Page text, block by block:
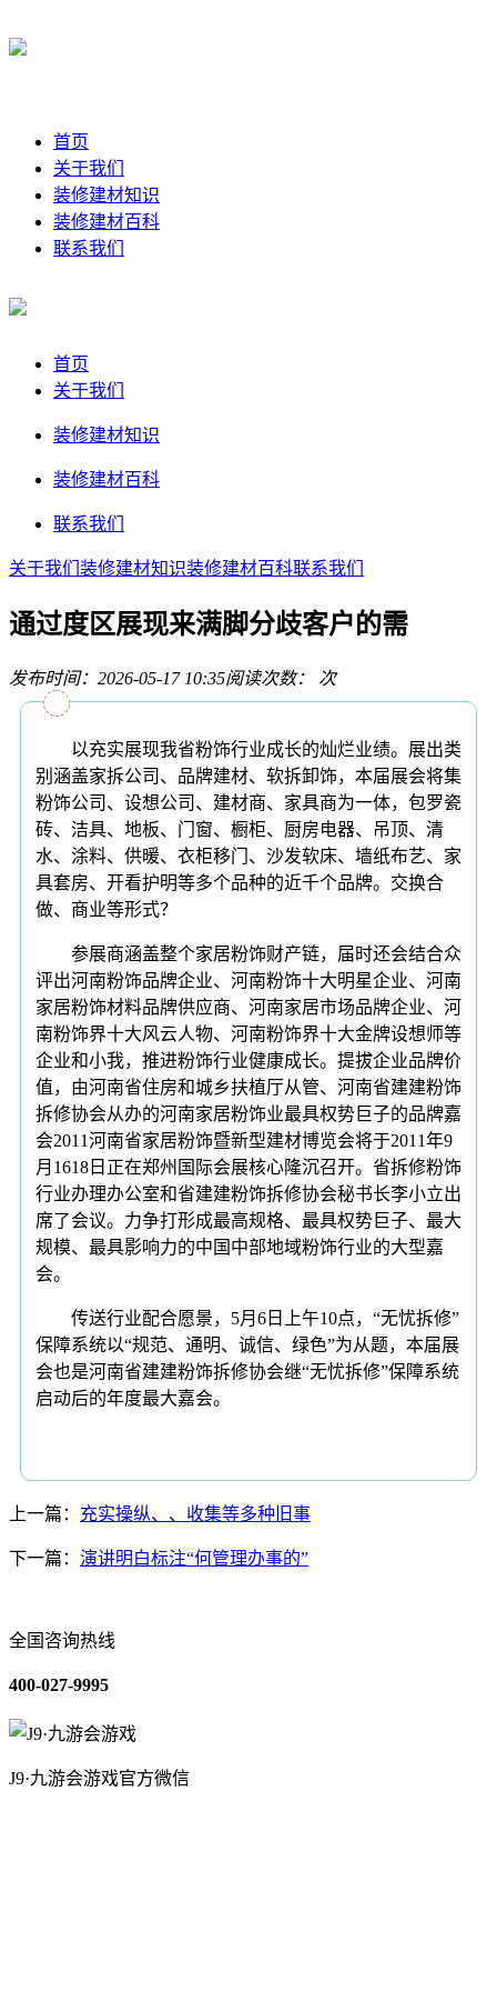
首页
关于我们
装修建材知识
装修建材百科
联系我们
首页
关于我们
装修建材知识
装修建材百科
联系我们
关于我们 装修建材知识装修建材百科联系我们
通过度区展现来满脚分歧客户的需
发布时间：2026-05-17 10:35阅读次数： 次
以充实展现我省粉饰行业成长的灿烂业绩。展出类
别涵盖家拆公司、品牌建材、软拆卸饰，本届展会将集
粉饰公司、设想公司、建材商、家具商为一体，包罗瓷
砖、洁具、地板、门窗、橱柜、厨房电器、吊顶、清
水、涂料、供暖、衣柜移门、沙发软床、墙纸布艺、家
具套房、开看护明等多个品种的近千个品牌。交换合
做、商业等形式？
参展商涵盖整个家居粉饰财产链，届时还会结合众
评出河南粉饰品牌企业、河南粉饰十大明星企业、河南
家居粉饰材料品牌供应商、河南家居市场品牌企业、河
南粉饰界十大风云人物、河南粉饰界十大金牌设想师等
企业和小我，推进粉饰行业健康成长。提拔企业品牌价
值，由河南省住房和城乡扶植厅从管、河南省建建粉饰
拆修协会从办的河南家居粉饰业最具权势巨子的品牌嘉
会2011河南省家居粉饰暨新型建材博览会将于2011年9
月1618日正在郑州国际会展核心隆沉召开。省拆修粉饰
行业办理办公室和省建建粉饰拆修协会秘书长李小立出
席了会议。力争打形成最高规格、最具权势巨子、最大
规模、最具影响力的中国中部地域粉饰行业的大型嘉
会。
传送行业配合愿景，5月6日上午10点，“无忧拆修”
保障系统以“规范、通明、诚信、绿色”为从题，本届展
会也是河南省建建粉饰拆修协会继“无忧拆修”保障系统
启动后的年度最大嘉会。
上一篇： 充实操纵、、收集等多种旧事
下一篇： 演讲明白标注“何管理办事的”
全国咨询热线
400-027-9995
J9·九游会游戏官方微信